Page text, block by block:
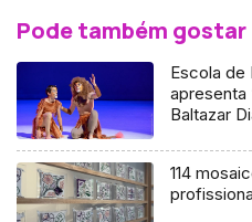
Pode também gostar
Escola de
apresenta
Baltazar
114